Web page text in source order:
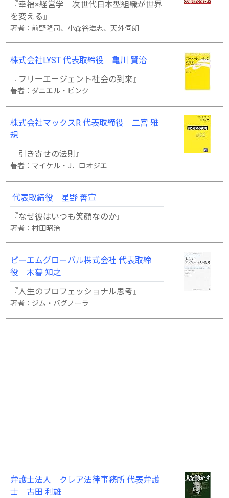
『幸福×経営学 次世代日本型組織が世界
を変える』
著者：前野隆司、小森谷浩志、天外伺朗
株式会社LYST 代表取締役 亀川 賢治
『フリーエージェント社会の到来』
著者：ダニエル・ピンク
株式会社マックスR 代表取締役 二宮 雅
規
『引き寄せの法則』
著者：マイケル・J．ロオジエ
代表取締役 星野 善宣
『なぜ彼はいつも笑顔なのか』
著者：村田昭治
ピーエムグローバル株式会社 代表取締
役 木暮 知之
『人生のプロフェッショナル思考』
著者：ジム・バグノーラ
弁護士法人 クレア法律事務所 代表弁護
士 古田 利雄